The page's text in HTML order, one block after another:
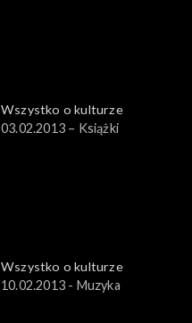
Wszystko o kulturze
03.02.2013 – Książki
Wszystko o kulturze
10.02.2013 - Muzyka